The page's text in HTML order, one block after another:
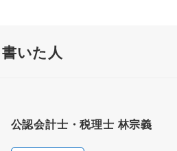
いた人
公認会計士・税理士 林宗義